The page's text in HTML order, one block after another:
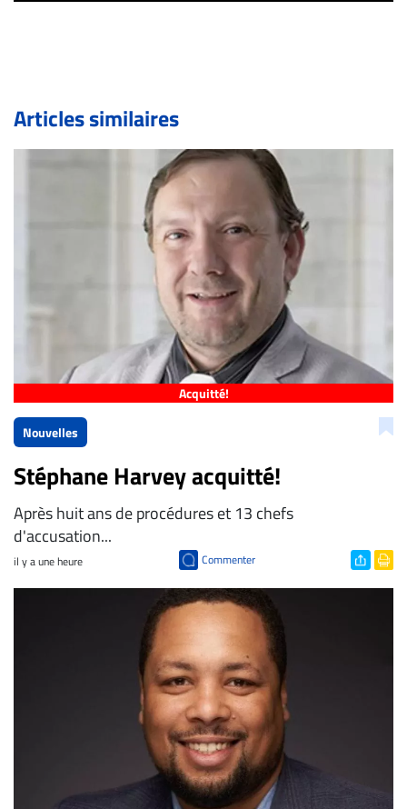
de validation, un droit de réponse.
Bien à vous,
La Rédaction de Droit-inc.com
Articles similaires
Acquitté!
Nouvelles
Stéphane Harvey acquitté!
Après huit ans de procédures et 13 chefs
d'accusation...
il y a une heure Commenter